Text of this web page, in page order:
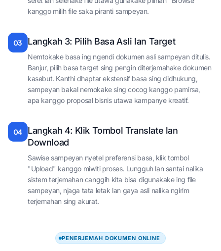
kanggo milih file saka piranti sampeyan.
03 Langkah 3: Pilih Basa Asli lan Target
Nemtokake basa ing ngendi dokumen asli sampeyan ditulis.
Banjur, pilih basa target sing pengin diterjemahake dokumen
kasebut. Kanthi dhaptar ekstensif basa sing didhukung,
sampeyan bakal nemokake sing cocog kanggo pamirsa,
apa kanggo proposal bisnis utawa kampanye kreatif.
04
Langkah 4: Klik Tombol Translate lan
Download
Sawise sampeyan nyetel preferensi basa, klik tombol
"Upload" kanggo miwiti proses. Lungguh lan santai nalika
sistem terjemahan canggih kita bisa digunakake ing file
sampeyan, njaga tata letak lan gaya asli nalika ngirim
terjemahan sing akurat.
PENERJEMAH DOKUMEN ONLINE